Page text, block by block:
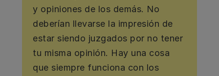
y opiniones de los demás. No
deberían llevarse la impresión de
estar siendo juzgados por no tener
tu misma opinión. Hay una cosa
que siempre funciona con los